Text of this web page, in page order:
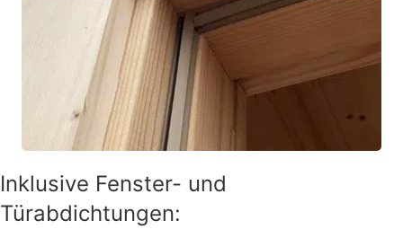
Inklusive Fenster- und
Türabdichtungen: